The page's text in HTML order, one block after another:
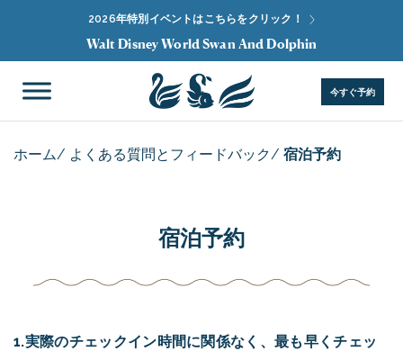
2026年特別イベントはこちらをクリック！
Walt Disney World Swan And Dolphin
今すぐ予約
ホーム/ よくある質問とフィードバック/ 宿泊予約
宿泊予約
1.実際のチェックイン時間に関係なく、最も早くチェッ